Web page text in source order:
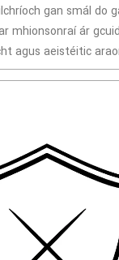
gan smál do
mhionsonraí ár
agus aeistéitic